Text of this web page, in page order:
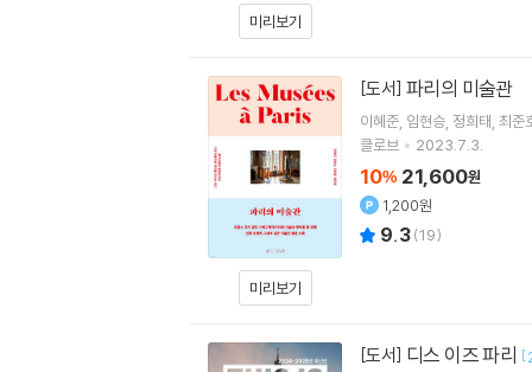
미리보기
미리보기
[도서] 파리의 미술관
이혜준 임현승 정희태 최준
클로브
2023.7.3.
10% 21,600원
1,200원
9.3(19)
[도서] 디스 이즈 파리 [